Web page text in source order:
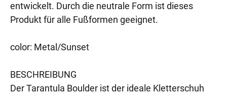
entwickelt. Durch die neutrale Form ist dieses
Produkt für alle Fußformen geeignet.
color: Metal/Sunset
BESCHREIBUNG
Der Tarantula Boulder ist der ideale Kletterschuh